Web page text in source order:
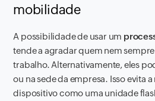
mobilidade
A possibilidade de usar um
tende a agradar quem nem
trabalho. Alternativamente, eles
ou na sede da empresa. Isso evita
dispositivo como uma unidade